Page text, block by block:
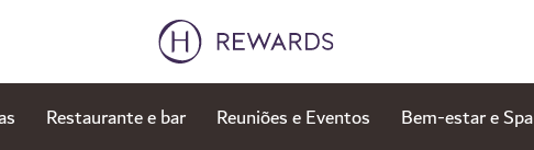
Restaurante e bar Reuniões e Eventos Bem-estar e Spa